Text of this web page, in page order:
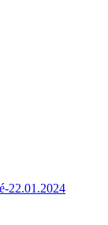
22.01.2024